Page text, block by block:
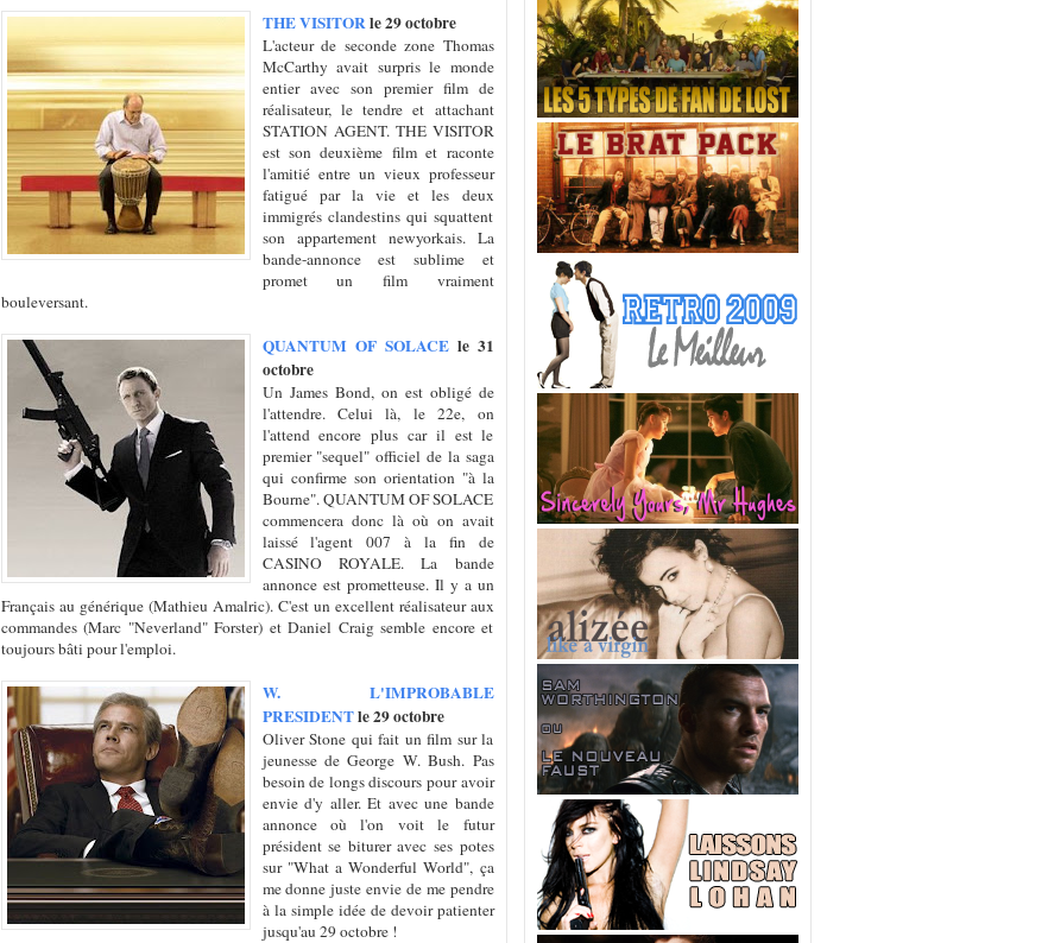
THE VISITORle 29 octobre
L'acteur de seconde zone Thomas
McCarthy avait surpris le monde
entier avec son premier film de
réalisateur, le tendre et attachant
STATION AGENT. THE VISITOR
est son deuxième film et raconte
l'amitié entre un vieux professeur
fatigué par la vie et les deux
immigrés clandestins qui squattent
son appartement newyorkais. La
bande-annonce est sublime et
promet un film vraiment
bouleversant.
QUANTUM OF SOLACEle 31
octobre
Un James Bond, on est obligé de
l'attendre. Celui là, le 22e, on
l'attend encore plus car il est le
premier "sequel" officiel de la saga
qui confirme son orientation "à la
Bourne". QUANTUM OF SOLACE
commencera donc là où on avait
laissé l'agent 007 à la fin de
CASINO ROYALE. La bande
annonce est prometteuse. Il y a un
Français au générique (Mathieu Amalric). C'est un excellent réalisateur aux
commandes (Marc "Neverland" Forster) et Daniel Craig semble encore et
toujours bâti pour l'emploi.
W. L'IMPROBABLE
PRESIDENTle 29 octobre
Oliver Stone qui fait un film sur la
jeunesse de George W. Bush. Pas
besoin de longs discours pour avoir
envie d'y aller. Et avec une bande
annonce où l'on voit le futur
président se biturer avec ses potes
sur "What a Wonderful World", ça
me donne juste envie de me pendre
à la simple idée de devoir patienter
jusqu'au 29 octobre !